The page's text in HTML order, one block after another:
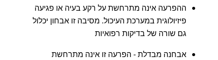
ההפרעה אינה מתרחשת על רקע בעיה או פגיעה
פיזיולוגית במערכת העיכול. מסיבה זו אבחון יכלול
גם שורה של בדיקות רפואיות
אבחנה מבדלת - הפרעה זו אינה מתרחשת